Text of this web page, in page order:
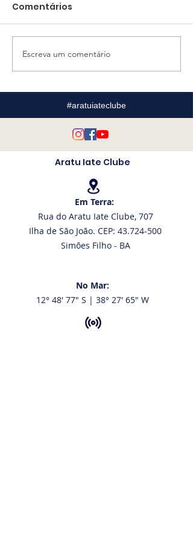
AIC firma parceria
com descontos
exclusivos na Marina
de Itaparica
Comentários
Escreva um comentário
#aratuiateclube
Aratu Iate Clube
Em Terra:
Rua do Aratu Iate Clube, 707
Ilha de São João. CEP: 43.724-500
Simões Filho - BA
No Mar:
12° 48' 77" S | 38° 27' 65" W